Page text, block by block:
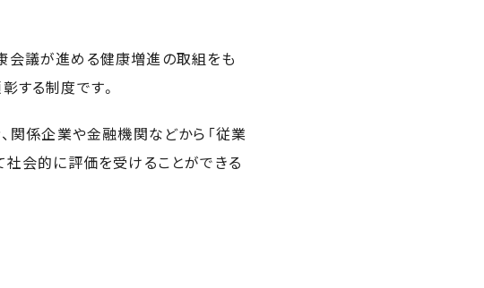
議が進める健康増進の取組をも
する制度です。
関係企業や金融機関などから「従業
会的に評価を受けることができる